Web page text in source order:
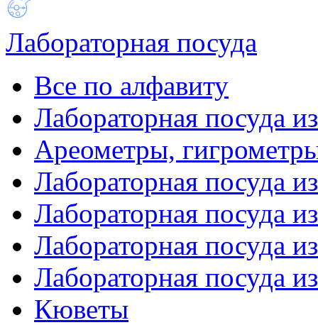
Лабораторная посуда
Все по алфавиту
Лабораторная посуда
Ареометры,
Лабораторная посуда
Лабораторная посуда
Лабораторная посуда
Лабораторная посуда
Кюветы